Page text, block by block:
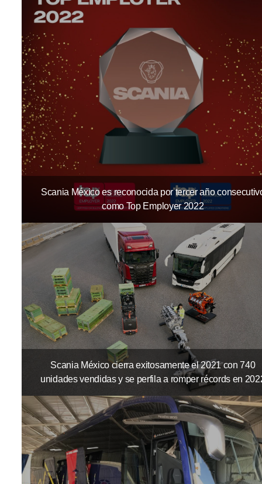
Scania México es reconocida por tercer año
como Top Employer 2022
Scania México cierra exitosamente el 2021 con 740
unidades vendidas y se perfila a romper récords en